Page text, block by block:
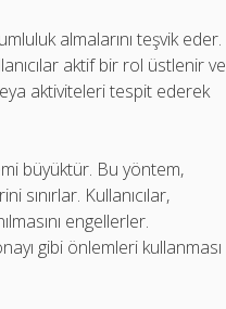
almalarını teşvik eder.
aktif bir rol üstlenir ve
aktiviteleri tespit ederek
büyüktür. Bu yöntem,
sınırlar. Kullanıcılar,
engellerler.
gibi önlemleri kullanması